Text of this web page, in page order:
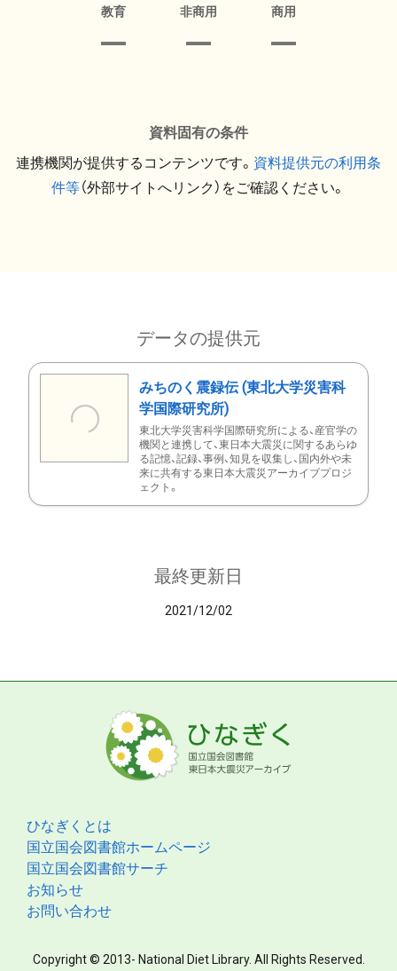
教育 非商用 商用
資料固有の条件
連携機関が提供するコンテンツです。 資料提供元の利用条
件等（外部サイトへリンク）をご確認ください。
データの提供元
みちのく震録伝 (東北大学災害科
学国際研究所)
東北大学災害科学国際研究所による、産官学の
機関と連携して、東日本大震災に関するあらゆ
る記憶、記録、事例、知見を収集し、国内外や未
来に共有する東日本大震災アーカイブプロジ
ェクト。
最終更新日
2021/12/02
ひなぎくとは
国立国会図書館ホームページ
国立国会図書館サーチ
お知らせ
お問い合わせ
Copyright © 2013- National Diet Library. All Rights Reserved.